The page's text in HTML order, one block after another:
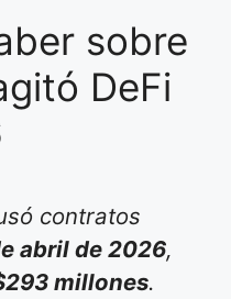
sobre
DeFi
contratos
abril de 2026,
millones.